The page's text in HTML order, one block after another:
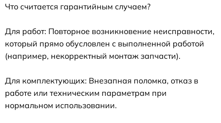
Что считается гарантийным случаем?
Для работ: Повторное возникновение неисправности,
который прямо обусловлен с выполненной работой
(например, некорректный монтаж запчасти).
Для комплектующих: Внезапная поломка, отказ в
работе или техническим параметрам при
нормальном использовании.